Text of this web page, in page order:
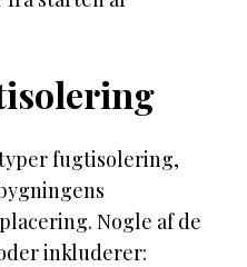
fugtisolering,
Nogle af de
inkluderer: